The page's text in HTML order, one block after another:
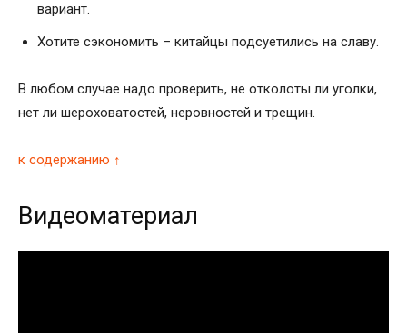
вариант.
Хотите сэкономить – китайцы подсуетились на славу.
В любом случае надо проверить, не отколоты ли уголки,
нет ли шероховатостей, неровностей и трещин.
к содержанию ↑
Видеоматериал